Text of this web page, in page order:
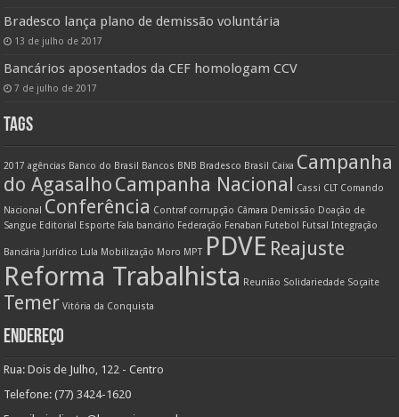
Bradesco lança plano de demissão voluntária
13 de julho de 2017
Bancários aposentados da CEF homologam CCV
7 de julho de 2017
TAGS
2017 agências Banco do Brasil Bancos BNB Bradesco Brasil Caixa Campanha
do Agasalho Campanha Nacional Cassi CLT Comando
Nacional Conferência Contraf corrupção Câmara Demissão Doação de
Sangue Editorial Esporte Fala bancário Federação Fenaban Futebol Futsal Integração
Bancária Jurídico Lula Mobilização Moro MPT PDVE Reajuste
Reforma Trabalhista Reunião Solidariedade Soçaite
Temer Vitória da Conquista
ENDEREÇO
Rua: Dois de Julho, 122 - Centro
Telefone: (77) 3424-1620